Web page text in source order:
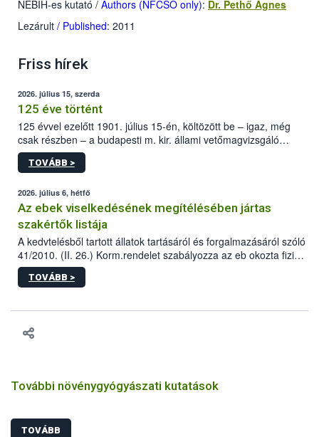
NÉBIH-es kutató / Authors (NFCSO only): Dr. Pethő Ágnes
Lezárult / Published: 2011
Friss hírek
2026. július 15, szerda
125 éve történt
125 évvel ezelőtt 1901. július 15-én, költözött be – igaz, még
csak részben – a budapesti m. kir. állami vetőmagvizsgáló
állomás a Kis Rókus utca 15. szám alatti, Czigler Győző által
tervezett új épületébe.
TOVÁBB >
2026. július 6, hétfő
Az ebek viselkedésének megítélésében jártas
szakértők listája
A kedvtelésből tartott állatok tartásáról és forgalmazásáról szóló
41/2010. (II. 26.) Korm.rendelet szabályozza az eb okozta fizikai
sérülés, illetve ennek veszélye keletkezésekor felmerülő
hatósági feladatokat, valamint a veszélyes eb tartását és annak
vonni az ebek viselkedésének megítélésében jártas szakértőt.
TOVÁBB >
További növénygyógyászati kutatások
TOVÁBB